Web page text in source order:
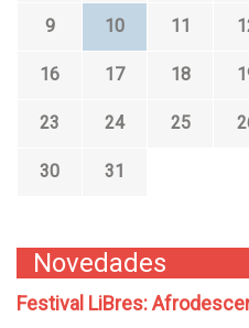
9 10 11
16 17 18
23 24 25
30
31
Novedades
Festival LiBres: